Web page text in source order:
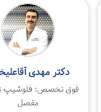
دکتر مهدی
فوق تخصص: فلوشیپ
مفصل